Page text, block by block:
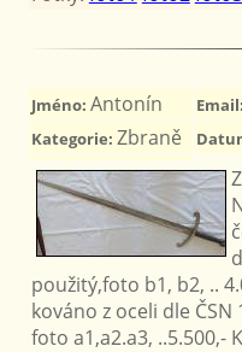
Jméno: Antonín Email:
Kategorie: Zbraně
použitý,foto b1, b2, ..
kováno z oceli dle
foto a1,a2.a3, ..5.500,-